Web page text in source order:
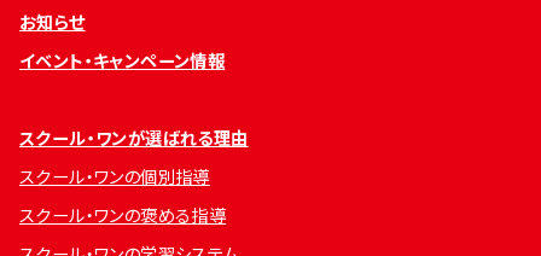
お知らせ
イベント・キャンペーン情報
スクール・ワンが選ばれる理由
スクール・ワンの個別指導
スクール・ワンの褒める指導